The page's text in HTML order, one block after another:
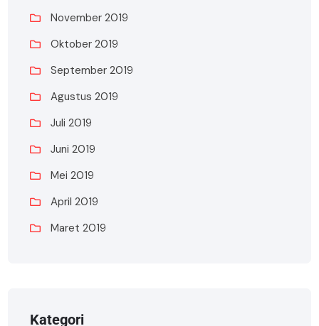
November 2019
Oktober 2019
September 2019
Agustus 2019
Juli 2019
Juni 2019
Mei 2019
April 2019
Maret 2019
Kategori